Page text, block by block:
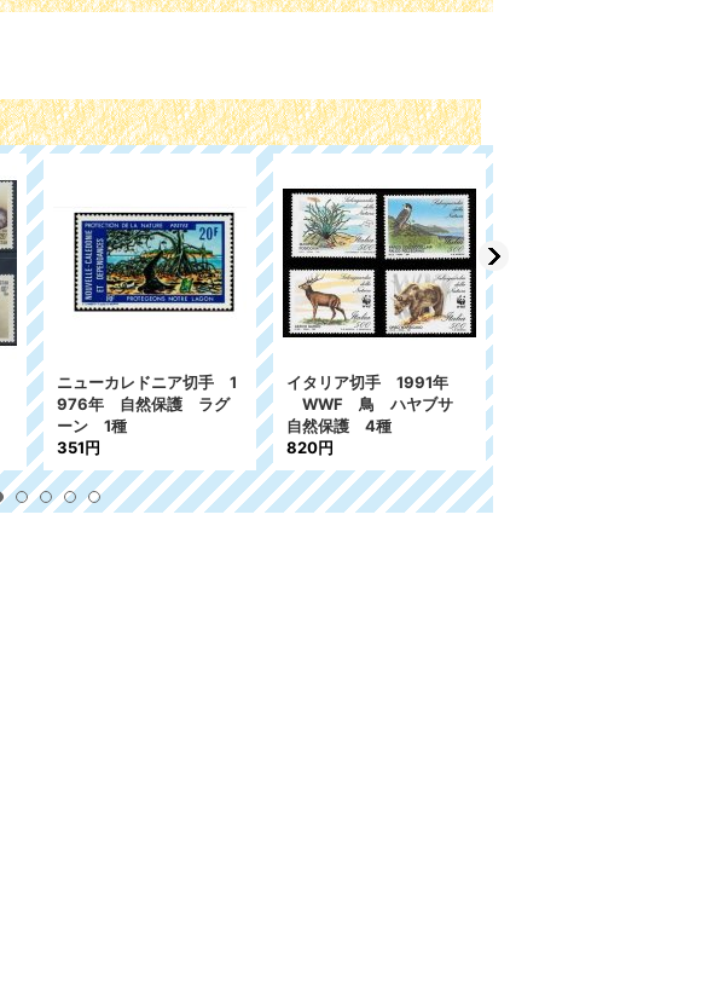
ニューカレドニア切手 1
976年 自然保護 ラグ
ーン 1種
351円
イタリア切手 1991年
WWF 鳥 ハヤブサ
自然保護 4種
820円